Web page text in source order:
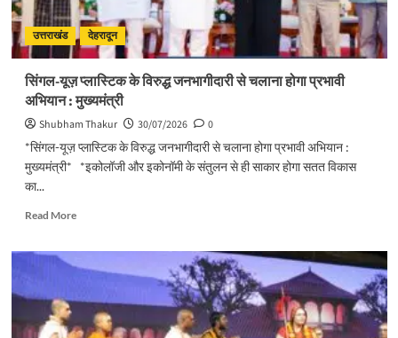
उत्तराखंड देहरादून
सिंगल-यूज़ प्लास्टिक के विरुद्ध जनभागीदारी से चलाना होगा प्रभावी
अभियान : मुख्यमंत्री
Shubham Thakur 30/07/2026
0
*सिंगल-यूज़ प्लास्टिक के विरुद्ध जनभागीदारी से चलाना होगा प्रभावी अभियान :
मुख्यमंत्री* *इकोलॉजी और इकोनॉमी के संतुलन से ही साकार होगा सतत विकास
का...
Read MoreRead
सिंगल-
प्लास्टिक
विरुद्ध